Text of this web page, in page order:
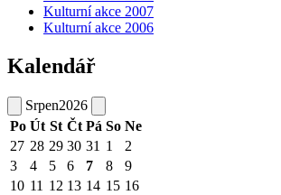
Kulturní akce 2007
Kulturní akce 2006
Kalendář
Srpen2026
Po Út St Čt Pá So Ne
27 28 29 30 31 1
2
3
4 5 6 7 8
9
10 11 12 13 14 15 16